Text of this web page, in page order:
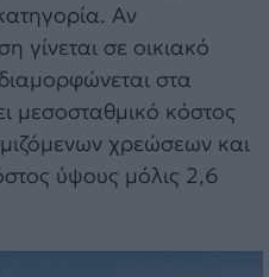
Αν
γίνεται σε οικιακό
στα
μεσοσταθμικό κόστος
χρεώσεων και
ύψους μόλις 2,6